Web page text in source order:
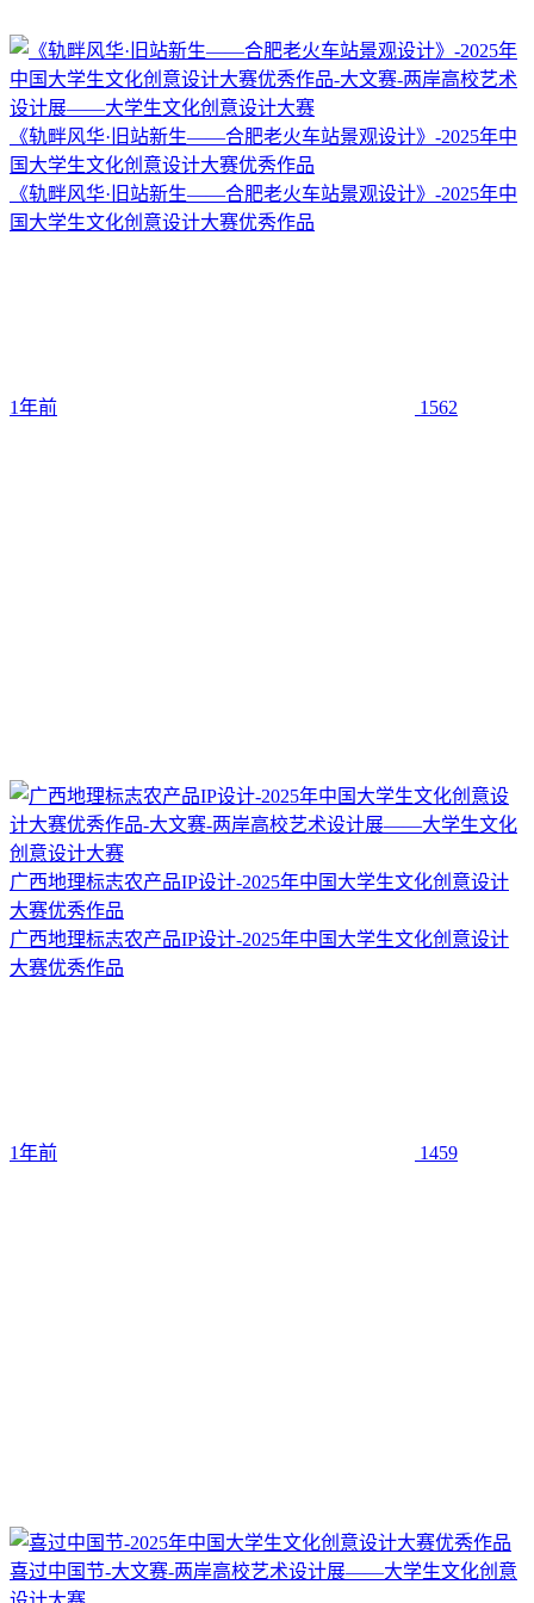
《轨畔风华·旧站新生——合肥老火车站景观设计》-2025年中
国大学生文化创意设计大赛优秀作品
《轨畔风华·旧站新生——合肥老火车站景观设计》-2025年中
国大学生文化创意设计大赛优秀作品
1年前 1562
广西地理标志农产品IP设计-2025年中国大学生文化创意设计
大赛优秀作品
广西地理标志农产品IP设计-2025年中国大学生文化创意设计
大赛优秀作品
1年前 1459